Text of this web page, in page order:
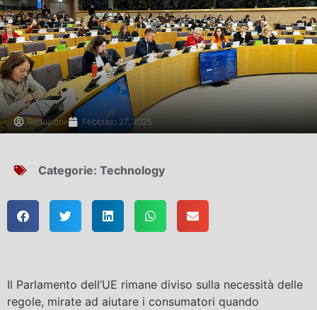
Redazione Febbraio 27, 2025
Categorie: Technology
Il Parlamento dell’UE rimane diviso sulla necessità delle
regole, mirate ad aiutare i consumatori quando